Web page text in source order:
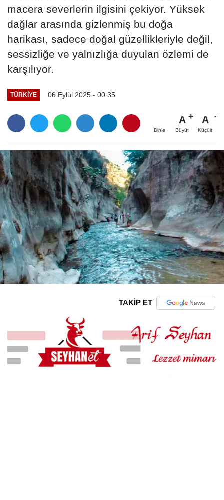
macera severlerin ilgisini çekiyor. Yüksek
dağlar arasında gizlenmiş bu doğa
harikası, sadece doğal güzellikleriyle değil,
sessizliğe ve yalnızlığa duyulan özlemi de
karşılıyor.
TÜRKIYE 06 Eylül 2025 - 00:35
Dinle
A
Büyüt
A
Küçült
TAKİP ET